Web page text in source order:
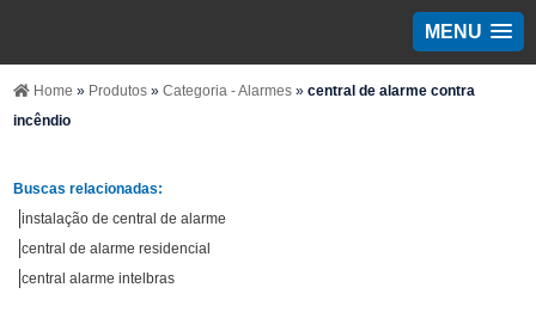
MENU
Home » Produtos»Categoria - Alarmes»central de alarme contra
incêndio
Buscas relacionadas:
instalação de central de alarme
central de alarme residencial
central alarme intelbras